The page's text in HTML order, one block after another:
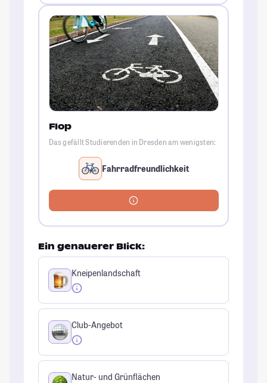
Flop
Das gefällt Studierenden in Dresden am wenigsten:
Fahrradfreundlichkeit
Ein genauerer Blick:
Kneipenlandschaft
Club-Angebot
Natur- und Grünflächen